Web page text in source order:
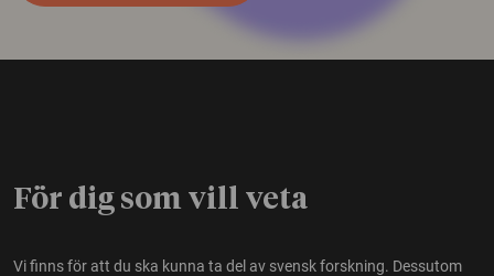
För dig som vill veta
Vi finns för att du ska kunna ta del av svensk forskning. Dessutom